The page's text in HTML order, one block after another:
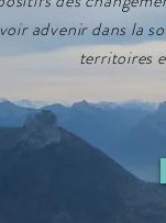
advenir dans la
territoires